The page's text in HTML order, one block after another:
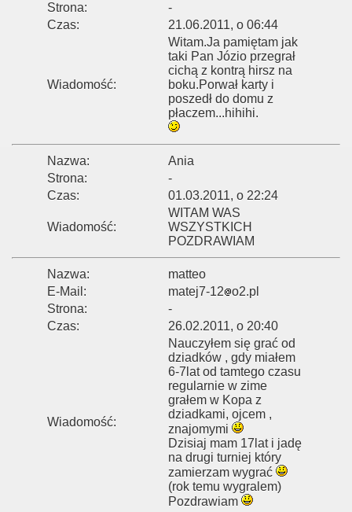
Strona:
-
Czas:
21.06.2011, o 06:44
Wiadomość:
Witam.Ja pamiętam jak
taki Pan Józio przegrał
cichą z kontrą hirsz na
boku.Porwał karty i
poszedł do domu z
płaczem...hihihi.
Nazwa:
Ania
Strona:
-
Czas:
01.03.2011, o 22:24
Wiadomość:
WITAM WAS
WSZYSTKICH
POZDRAWIAM
Nazwa:
matteo
E-Mail:
matej7-12
o2.pl
Strona:
-
Czas:
26.02.2011, o 20:40
Wiadomość:
Nauczyłem się grać od
dziadków , gdy miałem
6-7lat od tamtego czasu
regularnie w zime
grałem w Kopa z
dziadkami, ojcem ,
znajomymi
Dzisiaj mam 17lat i jadę
na drugi turniej który
zamierzam wygrać
(rok temu wygralem)
Pozdrawiam